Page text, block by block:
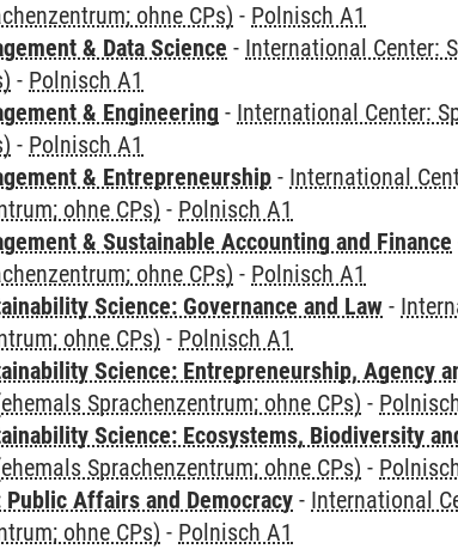
ohne CPs) - Polnisch A1
& Data Science - International Center:
- Polnisch A1
& Engineering - International Center:
- Polnisch A1
& Entrepreneurship - International
ohne CPs) - Polnisch A1
& Sustainable Accounting and Finance
ohne CPs) - Polnisch A1
Science: Governance and Law -
ohne CPs) - Polnisch A1
Science: Entrepreneurship, Agency
Sprachenzentrum; ohne CPs) -
Science: Ecosystems, Biodiversity
Sprachenzentrum; ohne CPs) -
Affairs and Democracy - International
ohne CPs) - Polnisch A1